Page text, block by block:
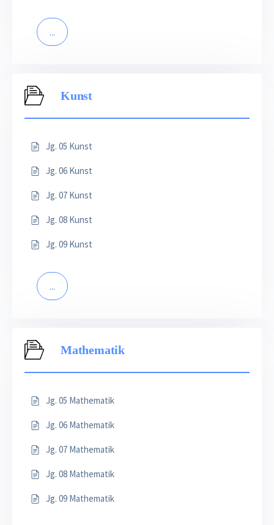
...
Kunst
Jg. 05 Kunst
Jg. 06 Kunst
Jg. 07 Kunst
Jg. 08 Kunst
Jg. 09 Kunst
...
Mathematik
Jg. 05 Mathematik
Jg. 06 Mathematik
Jg. 07 Mathematik
Jg. 08 Mathematik
Jg. 09 Mathematik